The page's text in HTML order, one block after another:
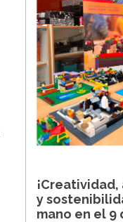
y
mano en el 9